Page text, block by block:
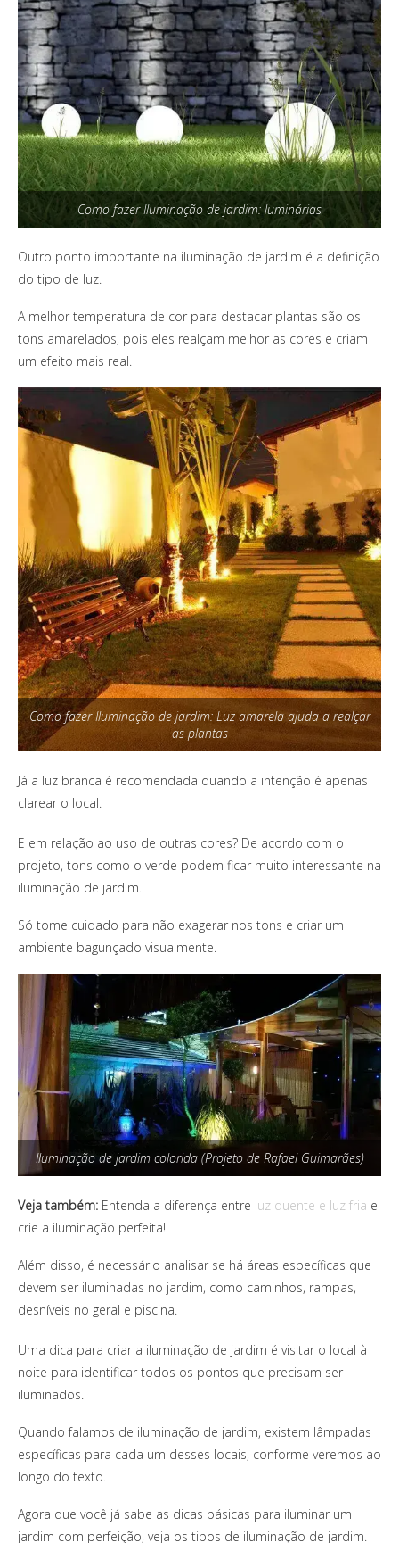
Como fazer Iluminação de jardim: luminárias
Outro ponto importante na iluminação de jardim é a definição
do tipo de luz.
A melhor temperatura de cor para destacar plantas são os
tons amarelados, pois eles realçam melhor as cores e criam
um efeito mais real.
Como fazer Iluminação de jardim: Luz amarela ajuda a realçar
as plantas
Já a luz branca é recomendada quando a intenção é apenas
clarear o local.
E em relação ao uso de outras cores? De acordo com o
projeto, tons como o verde podem ficar muito interessante na
iluminação de jardim.
Só tome cuidado para não exagerar nos tons e criar um
ambiente bagunçado visualmente.
Iluminação de jardim colorida (Projeto de Rafael Guimarães)
Veja também: Entenda a diferença entre luz quente e luz fria e
crie a iluminação perfeita!
Além disso, é necessário analisar se há áreas específicas que
devem ser iluminadas no jardim, como caminhos, rampas,
desníveis no geral e piscina.
Uma dica para criar a iluminação de jardim é visitar o local à
noite para identificar todos os pontos que precisam ser
iluminados.
Quando falamos de iluminação de jardim, existem lâmpadas
específicas para cada um desses locais, conforme veremos ao
longo do texto.
Agora que você já sabe as dicas básicas para iluminar um
jardim com perfeição, veja os tipos de iluminação de jardim.